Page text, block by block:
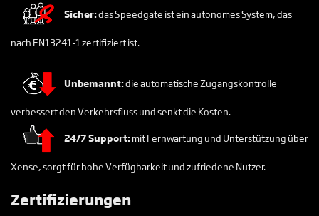
Sicher:das Speedgate ist ein autonomes System, das
nach EN13241-1 zertifiziert ist.
Unbemannt:die automatische Zugangskontrolle
verbessert den Verkehrsfluss und senkt die Kosten.
24/7 Support:mit Fernwartung und Unterstützung über
Xense, sorgt für hohe Verfügbarkeit und zufriedene Nutzer.
Zertifizierungen